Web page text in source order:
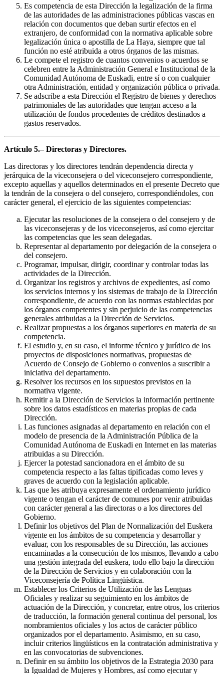
Es competencia de esta Dirección la legalización de la firma
de las autoridades de las administraciones públicas vascas en
relación con documentos que deban surtir efectos en el
extranjero, de conformidad con la normativa aplicable sobre
legalización única o apostilla de La Haya, siempre que tal
función no esté atribuida a otros órganos de las mismas.
Le compete el registro de cuantos convenios o acuerdos se
celebren entre la Administración General e Institucional de la
Comunidad Autónoma de Euskadi, entre sí o con cualquier
otra Administración, entidad y organización pública o privada.
Se adscribe a esta Dirección el Registro de bienes y derechos
patrimoniales de las autoridades que tengan acceso a la
utilización de fondos procedentes de créditos destinados a
gastos reservados.
Artículo 5.– Directoras y Directores.
Las directoras y los directores tendrán dependencia directa y
jerárquica de la viceconsejera o del viceconsejero correspondiente,
excepto aquellas y aquellos determinados en el presente Decreto que
la tendrán de la consejera o del consejero, correspondiéndoles, con
carácter general, el ejercicio de las siguientes competencias:
Ejecutar las resoluciones de la consejera o del consejero y de
las viceconsejeras y de los viceconsejeros, así como ejercitar
las competencias que les sean delegadas.
Representar al departamento por delegación de la consejera o
del consejero.
Programar, impulsar, dirigir, coordinar y controlar todas las
actividades de la Dirección.
Organizar los registros y archivos de expedientes, así como
los servicios internos y los sistemas de trabajo de la Dirección
correspondiente, de acuerdo con las normas establecidas por
los órganos competentes y sin perjuicio de las competencias
generales atribuidas a la Dirección de Servicios.
Realizar propuestas a los órganos superiores en materia de su
competencia.
El estudio y, en su caso, el informe técnico y jurídico de los
proyectos de disposiciones normativas, propuestas de
Acuerdo de Consejo de Gobierno o convenios a suscribir a
iniciativa del departamento.
Resolver los recursos en los supuestos previstos en la
normativa vigente.
Remitir a la Dirección de Servicios la información pertinente
sobre los datos estadísticos en materias propias de cada
Dirección.
Las funciones asignadas al departamento en relación con el
modelo de presencia de la Administración Pública de la
Comunidad Autónoma de Euskadi en Internet en las materias
atribuidas a su Dirección.
Ejercer la potestad sancionadora en el ámbito de su
competencia respecto a las faltas tipificadas como leves y
graves de acuerdo con la legislación aplicable.
Las que les atribuya expresamente el ordenamiento jurídico
vigente o tengan el carácter de comunes por venir atribuidas
con carácter general a las directoras o a los directores del
Gobierno.
Definir los objetivos del Plan de Normalización del Euskera
vigente en los ámbitos de su competencia y desarrollar y
evaluar, con los responsables de su Dirección, las acciones
encaminadas a la consecución de los mismos, llevando a cabo
una gestión integrada del euskera, todo ello bajo la dirección
de la Dirección de Servicios y en colaboración con la
Viceconsejería de Política Lingüística.
Establecer los Criterios de Utilización de las Lenguas
Oficiales y realizar su seguimiento en los ámbitos de
actuación de la Dirección, y concretar, entre otros, los criterios
de traducción, la formación general continua del personal, los
nombramientos oficiales y los actos de carácter público
organizados por el departamento. Asimismo, en su caso,
incluir criterios lingüísticos en la contratación administrativa y
en las convocatorias de subvenciones.
Definir en su ámbito los objetivos de la Estrategia 2030 para
la Igualdad de Mujeres y Hombres, así como ejecutar y